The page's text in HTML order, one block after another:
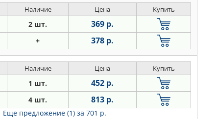
Наличие Цена Купить
2 шт. 369 р.
+ 378 р.
Наличие Цена Купить
1 шт. 452 р.
4 шт. 813 р.
Еще предложение (1) за 701 р.